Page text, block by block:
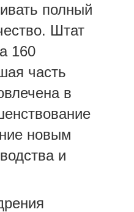
полный
Штат
160
часть
в
новым
и